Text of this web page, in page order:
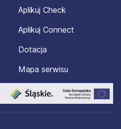
Aplikuj Check
Aplikuj Connect
Dotacja
Mapa serwisu